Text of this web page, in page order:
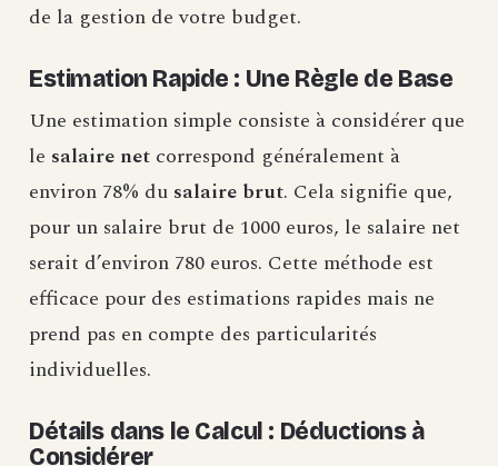
de la gestion de votre budget.
Estimation Rapide : Une Règle de Base
Une estimation simple consiste à considérer que
le salaire net correspond généralement à
environ 78% du salaire brut. Cela signifie que,
pour un salaire brut de 1000 euros, le salaire net
serait d’environ 780 euros. Cette méthode est
efficace pour des estimations rapides mais ne
prend pas en compte des particularités
individuelles.
Détails dans le Calcul : Déductions à
Considérer